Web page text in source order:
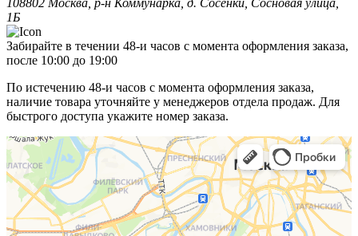
108802 Москва, р-н Коммунарка, д. Сосенки, Сосновая улица,
1Б
Забирайте в течении 48-и часов с момента оформления заказа,
после 10:00 до 19:00
По истечению 48-и часов с момента оформления заказа,
наличие товара уточняйте у менеджеров отдела продаж. Для
быстрого доступа укажите номер заказа.